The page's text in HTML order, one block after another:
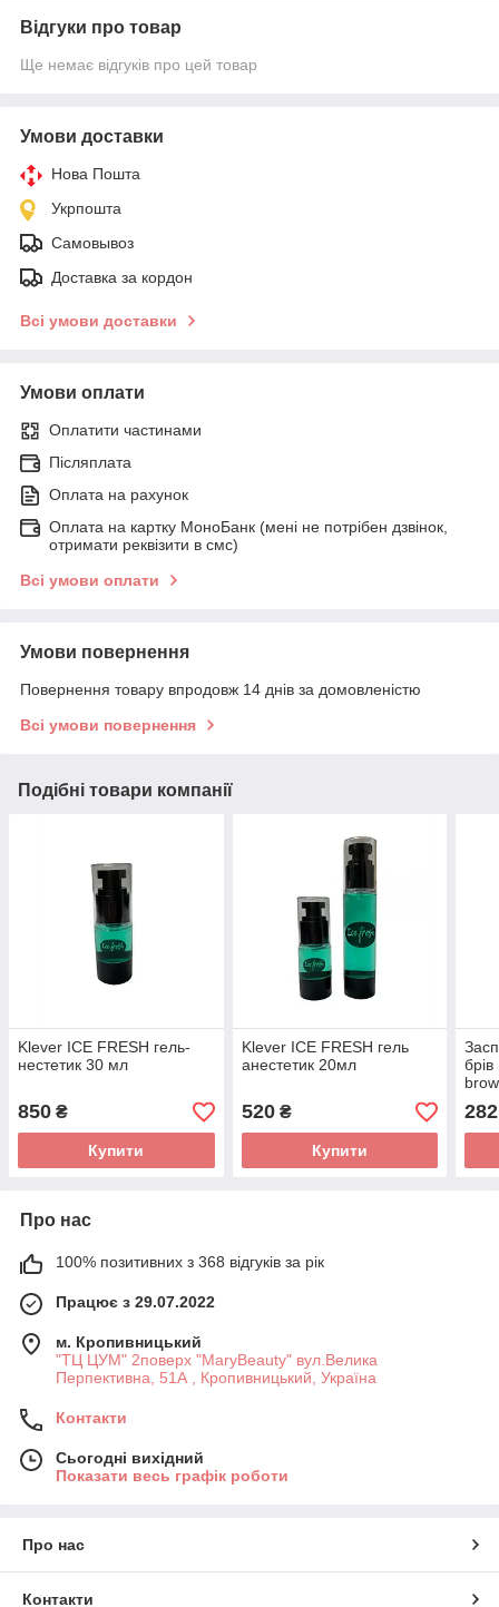
Відгуки про товар
Ще немає відгуків про цей товар
Умови доставки
Нова Пошта
Укрпошта
Самовывоз
Доставка за кордон
Всі умови доставки
Умови оплати
Оплатити частинами
Післяплата
Оплата на рахунок
Оплата на картку МоноБанк (мені не потрібен дзвінок,
отримати реквізити в смс)
Всі умови оплати
Умови повернення
Повернення товару впродовж 14 днів за домовленістю
Всі умови повернення
Подібні товари компанії
Klever ICE FRESH гель-
нестетик 30 мл
850 ₴
Купити
Klever ICE FRESH гель
анестетик 20мл
520₴
Купити
282
Про нас
100% позитивних з 368 відгуків за рік
Працює з 29.07.2022
м. Кропивницький
"ТЦ ЦУМ" 2поверх "MaryBeauty" вул.Велика
Перпективна, 51А , Кропивницький, Україна
Контакти
Сьогодні вихідний
Показати весь графік роботи
Про нас
Контакти